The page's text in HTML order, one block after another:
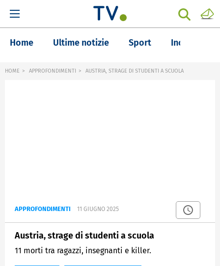
Home Ultime notizie Sport Inchieste
HOME APPROFONDIMENTI AUSTRIA, STRAGE DI STUDENTI A SCUOLA
APPROFONDIMENTI 11 GIUGNO 2025
Austria, strage di studenti a scuola
11 morti tra ragazzi, insegnanti e killer.